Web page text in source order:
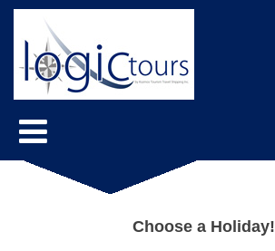
Choose a Holiday!